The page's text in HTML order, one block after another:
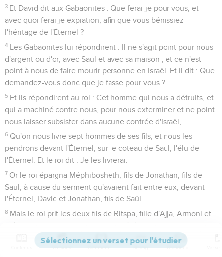
3 Et David dit aux Gabaonites : Que ferai-je pour vous, et
avec quoi ferai-je expiation, afin que vous bénissiez
l'héritage de l'Éternel ?
4 Les Gabaonites lui répondirent : Il ne s'agit point pour nous
d'argent ou d'or, avec Saül et avec sa maison ; et ce n'est
point à nous de faire mourir personne en Israël. Et il dit : Que
demandez-vous donc que je fasse pour vous ?
5 Et ils répondirent au roi : Cet homme qui nous a détruits, et
qui a machiné contre nous, pour nous exterminer et ne point
nous laisser subsister dans aucune contrée d'Israël,
6 Qu'on nous livre sept hommes de ses fils, et nous les
pendrons devant l'Éternel, sur le coteau de Saül, l'élu de
l'Éternel. Et le roi dit : Je les livrerai.
7 Or le roi épargna Méphibosheth, fils de Jonathan, fils de
Saül, à cause du serment qu'avaient fait entre eux, devant
l'Éternel, David et Jonathan, fils de Saül.
8 Mais le roi prit les deux fils de Ritspa, fille d'Ajja, Armoni et
Méphibosheth, qu'elle avait enfantés à Saül, et les cinq fils
de Mical, fille de Saül, qu'elle avait enfantés à Adriel, fils de
Barzillaï Méholathite ;
Versions Commentaires Strong